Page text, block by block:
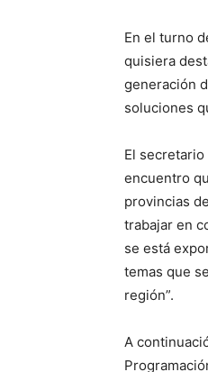
En el turno
quisiera
generación
soluciones
El
encuentro
provincias
trabajar en
se está
temas que
región”.
A